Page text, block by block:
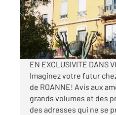
Appartement F4 à
125 000
Visiter le site dédié
EN EXCLUSIVITE DANS
Imaginez votre futur
de ROANNE! Avis aux
grands volumes et des
des adresses qui ne se